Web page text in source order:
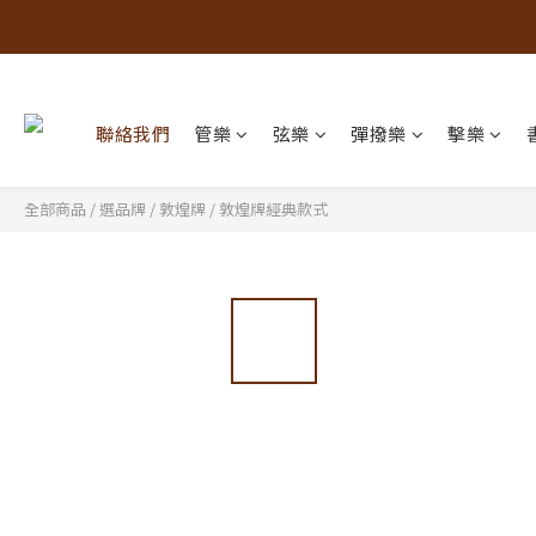
聯絡我們 管樂 弦樂 彈撥樂 擊樂
全部商品 /選品牌 /敦煌牌 /敦煌牌經典款式